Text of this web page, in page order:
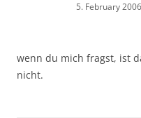
5. February
wenn du mich fragst, ist
nicht.